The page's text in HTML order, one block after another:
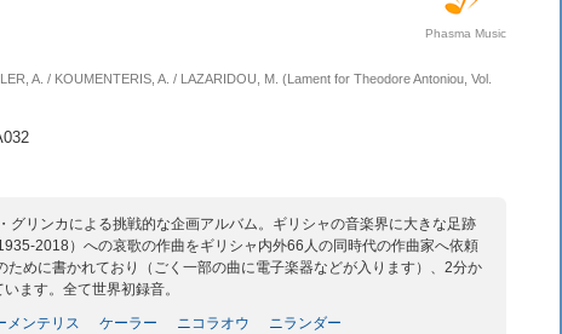
Phasma Music
A. / KOUMENTERIS, A. / LAZARIDOU, M. (Lament for Theodore Antoniou, Vol.
リンカによる挑戦的な企画アルバム。ギリシャの音楽界に大きな足跡
2018）への哀歌の作曲をギリシャ内外66人の同時代の作曲家へ依頼
めに書かれており（ごく一部の曲に電子楽器などが入ります）、2分か
ます。全て世界初録音。
メンテリス ケーラー ニコラオウ
ニランダー